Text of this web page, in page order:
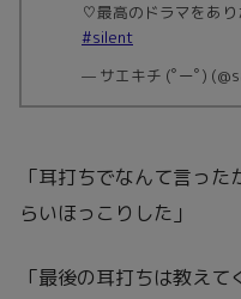
♡最高のドラマをあ
#silent
— サエキチ (ﾟーﾟ)
「耳打ちでなんて言っ
らいほっこりした」
「最後の耳打ちは教え